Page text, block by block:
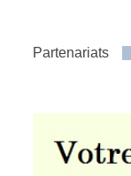
Partenariats